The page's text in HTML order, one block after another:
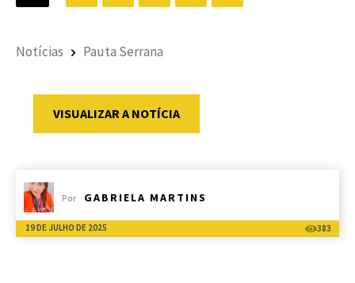
Notícias Pauta Serrana
VISUALIZAR A NOTÍCIA
Por GABRIELA MARTINS
19 DE JULHO DE 2025 383